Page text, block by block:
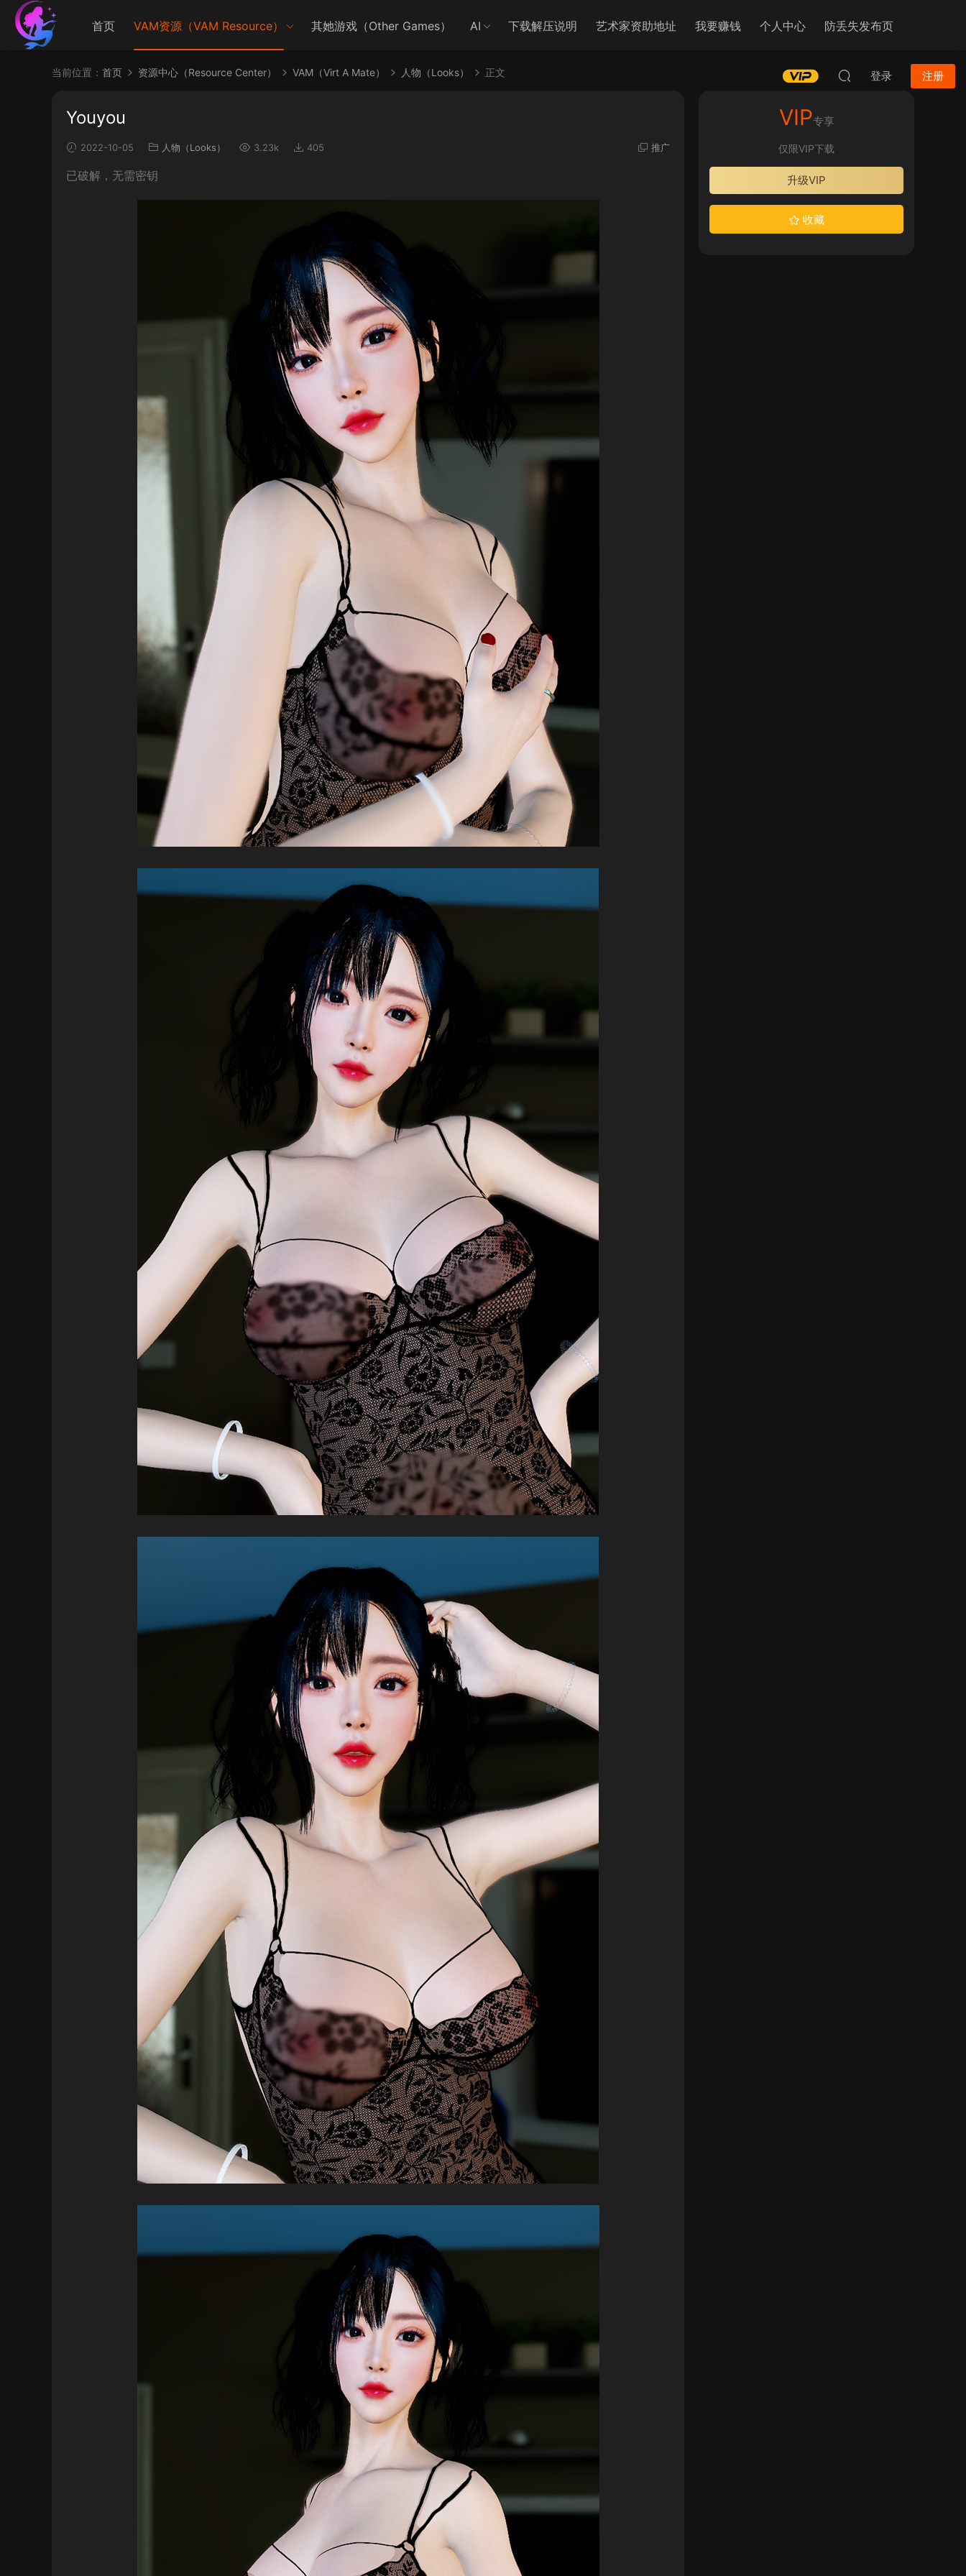
首页 VAM资源（VAM Resource） 其她游戏（Other Games） AI 下载解压说明 艺术家资助地址 我要赚钱 个人中心 防丢失发布页
登录 注册
当前位置： 首页 资源中心（Resource Center） VAM（Virt A Mate） 人物（Looks） 正文
Youyou
2022-10-05 人物（Looks） 3.23k 405 推广
已破解，无需密钥
VIP专享
仅限VIP下载
升级VIP
收藏